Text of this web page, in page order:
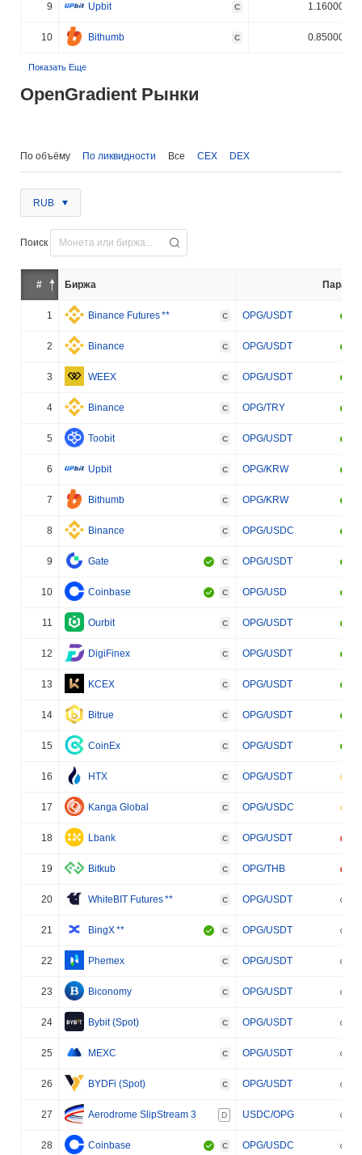
9 Upbit C 1.160000%
10 Bithumb C 0.850000%
Показать Еще
OpenGradient Рынки
По объёму По ликвидности Все CEX DEX
RUB
Поиск
# Биржа Пара
1 Binance Futures** C OPG/USDT
2 Binance C OPG/USDT
3 WEEX C OPG/USDT
4 Binance C OPG/TRY
5 Toobit C OPG/USDT
6 Upbit C OPG/KRW
7 Bithumb C OPG/KRW
8 Binance C OPG/USDC
9 Gate C OPG/USDT
10 Coinbase C OPG/USD
11 Ourbit C OPG/USDT
12 DigiFinex C OPG/USDT
13 KCEX C OPG/USDT
14 Bitrue C OPG/USDT
15 CoinEx C OPG/USDT
16 HTX C OPG/USDT
17 Kanga Global C OPG/USDC
18 Lbank C OPG/USDT
19 Bitkub C OPG/THB
20 WhiteBIT Futures** C OPG/USDT
21 BingX** C OPG/USDT
22 Phemex C OPG/USDT
23 Biconomy C OPG/USDT
24 Bybit (Spot) C OPG/USDT
25 MEXC C OPG/USDT
26 BYDFi (Spot) C OPG/USDT
27 Aerodrome SlipStream 3 D USDC/OPG
28 Coinbase C OPG/USDC